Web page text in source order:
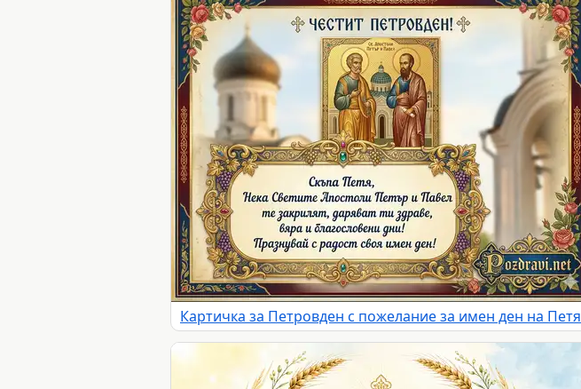
Картичка за Петровден с пожелание за имен ден на Петя